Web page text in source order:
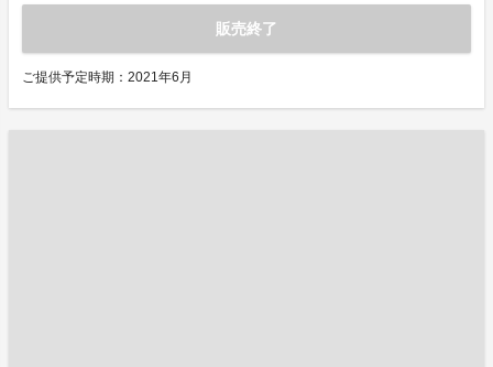
販売終了
ご提供予定時期：2021年6月